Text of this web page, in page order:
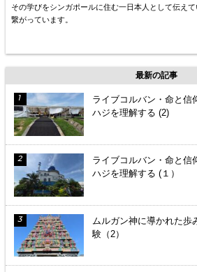
その学びをシンガポールに住む一日本人として伝え
繋がっています。
最新の記事
ライブコルバン・命と信
ハジを理解する (2)
ライブコルバン・命と信
ハジを理解する (１）
ムルガン神に導かれた歩
験（2）